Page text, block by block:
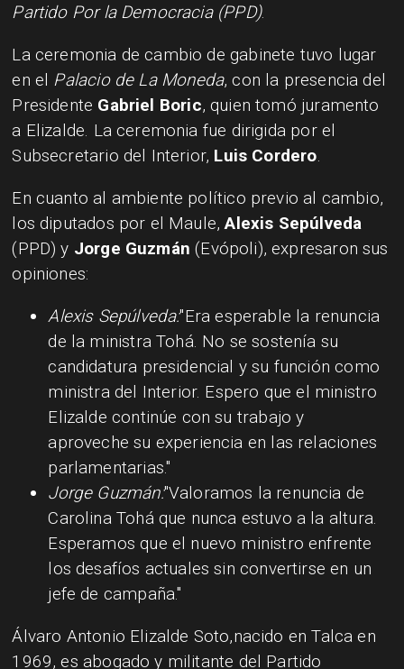
Partido Por la Democracia (PPD).
La ceremonia de cambio de gabinete tuvo lugar
en el Palacio de La Moneda, con la presencia del
Presidente Gabriel Boric, quien tomó juramento
a Elizalde. La ceremonia fue dirigida por el
Subsecretario del Interior, Luis Cordero.
En cuanto al ambiente político previo al cambio,
los diputados por el Maule,Alexis Sepúlveda
(PPD) y Jorge Guzmán (Evópoli), expresaron sus
opiniones:
Alexis Sepúlveda:"Era esperable la renuncia
de la ministra Tohá. No se sostenía su
candidatura presidencial y su función como
ministra del Interior. Espero que el ministro
Elizalde continúe con su trabajo y
aproveche su experiencia en las relaciones
parlamentarias."
Jorge Guzmán:"Valoramos la renuncia de
Carolina Tohá que nunca estuvo a la altura.
Esperamos que el nuevo ministro enfrente
los desafíos actuales sin convertirse en un
jefe de campaña."
Álvaro Antonio Elizalde Soto,nacido en Talca en
1969, es abogado y militante del Partido